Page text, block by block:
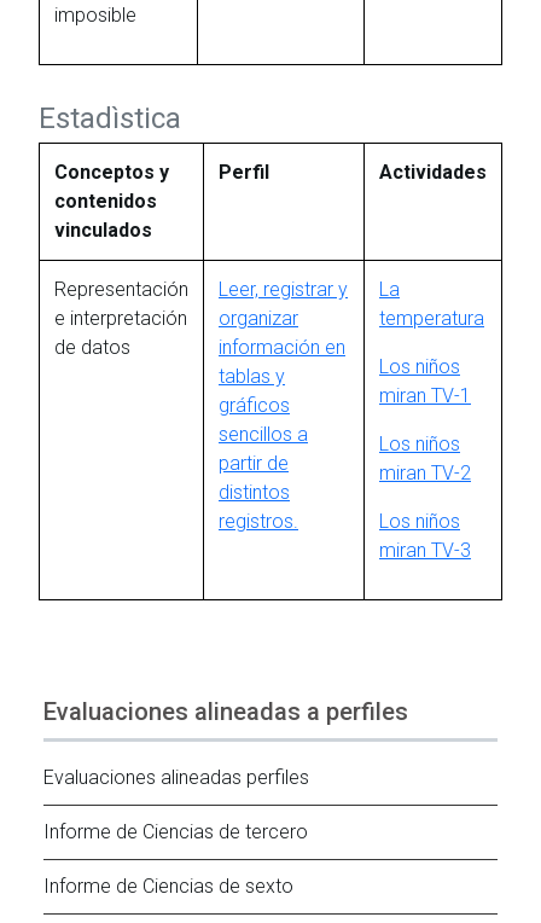
imposible
Estadìstica
Conceptos y
contenidos
vinculados
Perfil Actividades
Representación
e interpretación
de datos
Leer, registrar y
organizar
información en
tablas y
gráficos
sencillos a
partir de
distintos
registros.
La
temperatura
Los niños
miran TV-1
Los niños
miran TV-2
Los niños
miran TV-3
Evaluaciones alineadas a perfiles
Evaluaciones alineadas perfiles
Informe de Ciencias de tercero
Informe de Ciencias de sexto